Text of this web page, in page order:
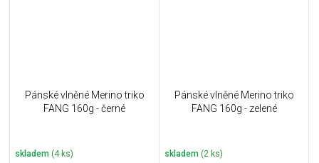
Pánské vlněné Merino triko
FANG 160g - černé
skladem (4 ks)
Pánské vlněné Merino triko
FANG 160g - zelené
skladem (2 ks)